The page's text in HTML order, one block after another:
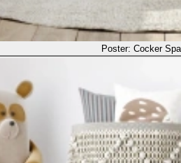
Poster: Cocker